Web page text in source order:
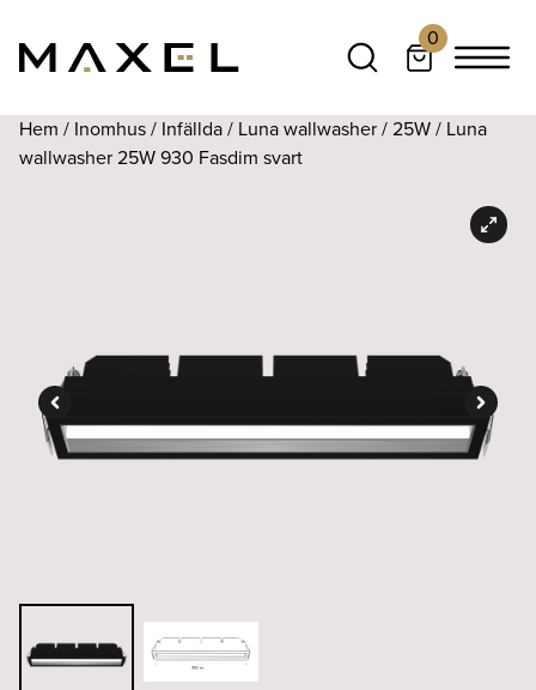
0
Hem / Inomhus/ Infällda/ Luna wallwasher/25W/ Luna
wallwasher 25W 930 Fasdim svart